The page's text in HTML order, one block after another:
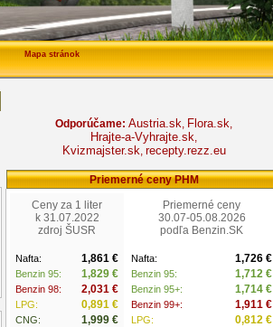
Mapa stránok
Odporúčame: Austria.sk, Flora.sk,
Hrajte-a-Vyhrajte.sk,
Kvizmajster.sk, recepty.rezz.eu
Priemerné ceny PHM
Ceny za 1 liter
k 31.07.2022
zdroj ŠUSR
Nafta: 1,861 €
Benzin 95: 1,829 €
Benzin 98: 2,031 €
LPG: 0,891 €
CNG: 1,999 €
Priemerné ceny
30.07-05.08.2026
podľa Benzin.SK
Nafta: 1,726 €
Benzin 95: 1,712 €
Benzin 95+: 1,714 €
Benzin 99+: 1,911 €
LPG: 0,812 €